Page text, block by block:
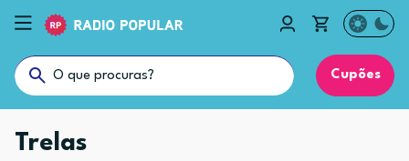
Cupões
Trelas